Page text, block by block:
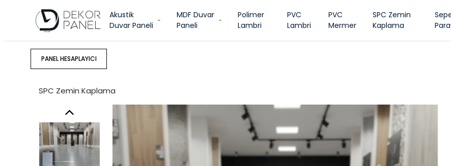
Akustik
Duvar Paneli
MDF Duvar
Paneli
Polimer
Lambri
PVC
Lambri
PVC
Mermer
SPC Zemin
Kaplama
PANEL HESAPLAYICI
SPC Zemin Kaplama